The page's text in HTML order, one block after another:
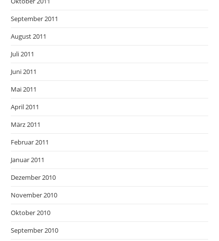
September 2011
August 2011
Juli 2011
Juni 2011
Mai 2011
April 2011
März 2011
Februar 2011
Januar 2011
Dezember 2010
November 2010
Oktober 2010
September 2010